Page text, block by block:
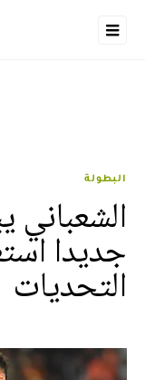
البطولة
الشعباني
جديدا
التحديات